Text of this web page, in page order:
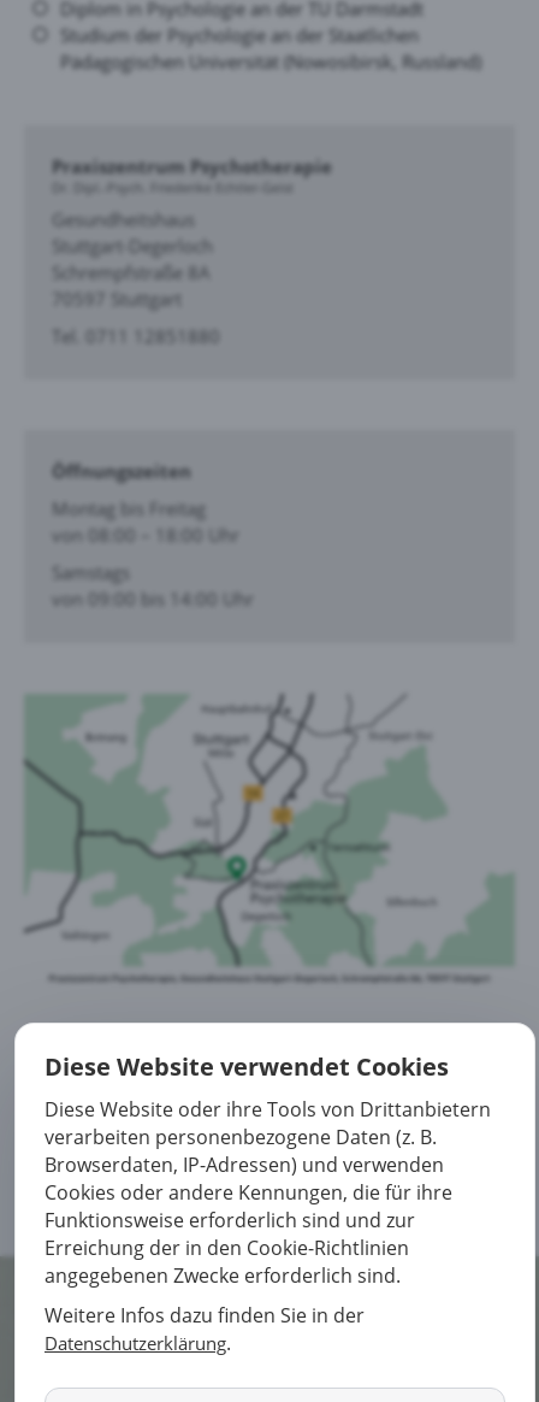
Diplom in Psychologie an der TU Darmstadt
Studium der Psychologie an der Staatlichen
Pädagogischen Universität (Nowosibirsk, Russland)
Praxiszentrum Psychotherapie
Gesundheitshaus
Stuttgart-Degerloch
Schrempfstraße 8A
70597 Stuttgart
Tel. 0711 12851880
Öffnungszeiten
Montag bis Freitag
von 08:00 – 18:00 Uhr
Samstags
von 09:00 bis 14:00 Uhr
Jetzt Kontakt aufnehmen
© 2021 Praxis für Psychotherapie
Diese Website verwendet Cookies
Diese Website oder ihre Tools von Drittanbietern
verarbeiten personenbezogene Daten (z. B.
Browserdaten, IP-Adressen) und verwenden
Cookies oder andere Kennungen, die für ihre
Funktionsweise erforderlich sind und zur
Erreichung der in den Cookie-Richtlinien
angegebenen Zwecke erforderlich sind.
Weitere Infos dazu finden Sie in der
Datenschutzerklärung.